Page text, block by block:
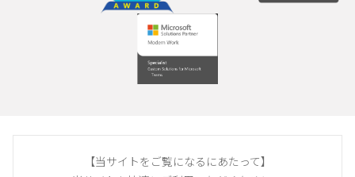
【当サイトをご覧になるにあたって】